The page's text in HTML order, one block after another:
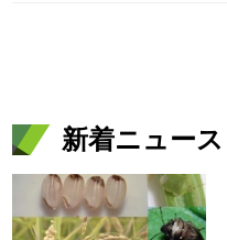
新着ニュース